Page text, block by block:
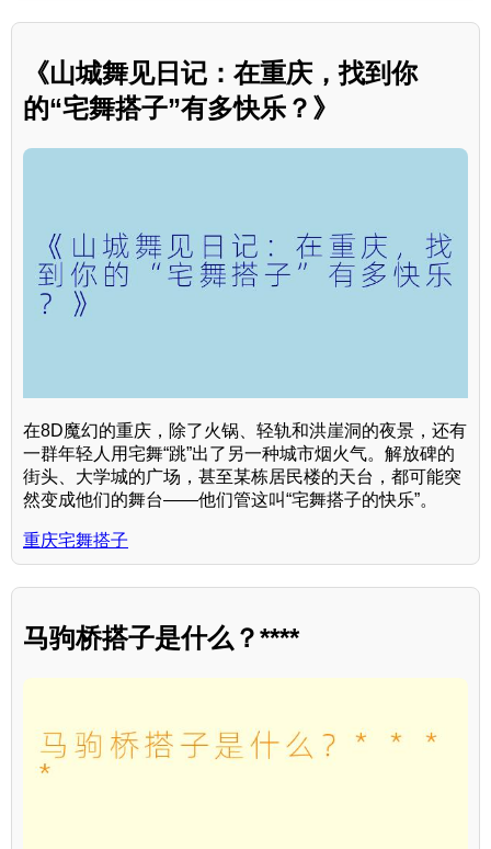
《山城舞见日记：在重庆，找到你
的“宅舞搭子”有多快乐？》
在8D魔幻的重庆，除了火锅、轻轨和洪崖洞的夜景，还有
一群年轻人用宅舞“跳”出了另一种城市烟火气。解放碑的
街头、大学城的广场，甚至某栋居民楼的天台，都可能突
然变成他们的舞台——他们管这叫“宅舞搭子的快乐”。
重庆宅舞搭子
马驹桥搭子是什么？****